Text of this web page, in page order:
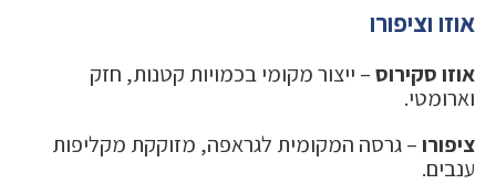
אוזו וציפורו
אוזו סקירוס– ייצור מקומי בכמויות קטנות, חזק
וארומטי.
ציפורו– גרסה המקומית לגראפה, מזוקקת מקליפות
ענבים.